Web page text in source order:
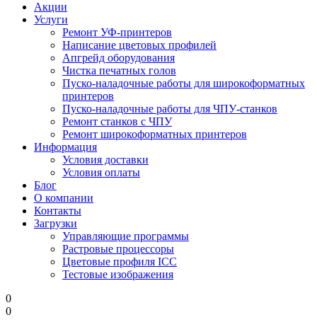
Акции
Услуги
Ремонт УФ-принтеров
Написание цветовых профилей
Апгрейд оборудования
Чистка печатных голов
Пуско-наладочные работы для широкоформатных
принтеров
Пуско-наладочные работы для ЧПУ-станков
Ремонт станков с ЧПУ
Ремонт широкоформатных принтеров
Информация
Условия доставки
Условия оплаты
Блог
О компании
Контакты
Загрузки
Управляющие программы
Растровые процессоры
Цветовые профиля ICC
Тестовые изображения
0
0